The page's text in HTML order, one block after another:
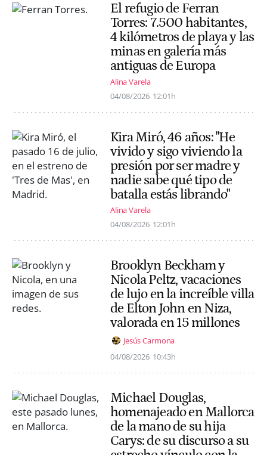
El refugio de Ferran
Torres: 7.500 habitantes,
4 kilómetros de playa y las
minas en galería más
antiguas de Europa
Alina Varela
04/08/2026 12:01h
Kira Miró, 46 años: "He
vivido y sigo viviendo la
presión por ser madre y
nadie sabe qué tipo de
batalla estás librando"
Alina Varela
04/08/2026 12:01h
Brooklyn Beckham y
Nicola Peltz, vacaciones
de lujo en la increíble villa
de Elton John en Niza,
valorada en 15 millones
Jesús Carmona
04/08/2026 10:43h
Michael Douglas,
homenajeado en Mallorca
de la mano de su hija
Carys: de su discurso a su